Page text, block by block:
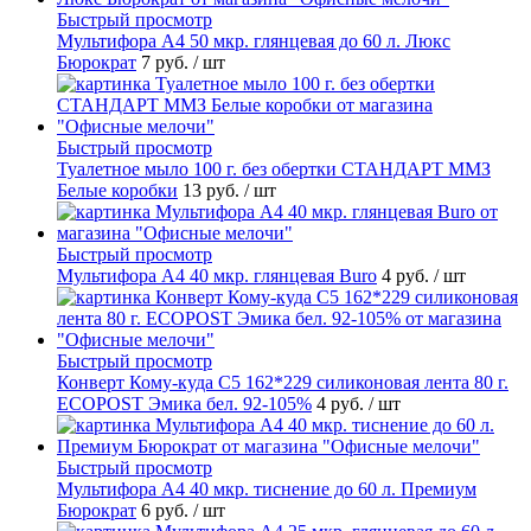
Быстрый просмотр
Мультифора А4 50 мкр. глянцевая до 60 л. Люкс
Бюрократ 7 руб. / шт
Быстрый просмотр
Туалетное мыло 100 г. без обертки СТАНДАРТ ММЗ
Белые коробки 13 руб. / шт
Быстрый просмотр
Мультифора А4 40 мкр. глянцевая Buro 4 руб. / шт
Быстрый просмотр
Конверт Кому-куда С5 162*229 силиконовая лента 80 г.
ECOPOST Эмика бел. 92-105% 4 руб. / шт
Быстрый просмотр
Мультифора А4 40 мкр. тиснение до 60 л. Премиум
Бюрократ 6 руб. / шт